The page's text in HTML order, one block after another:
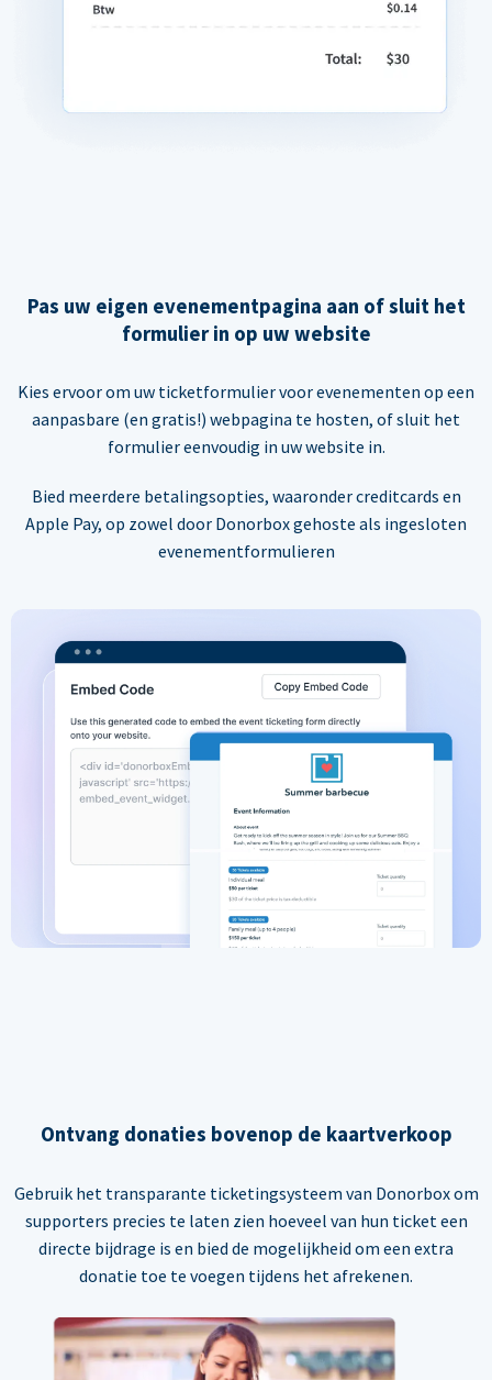
Pas uw eigen evenementpagina aan of sluit het
formulier in op uw website
Kies ervoor om uw ticketformulier voor evenementen op een
aanpasbare (en gratis!) webpagina te hosten, of sluit het
formulier eenvoudig in uw website in.
Bied meerdere betalingsopties, waaronder creditcards en
Apple Pay, op zowel door Donorbox gehoste als ingesloten
evenementformulieren
Ontvang donaties bovenop de kaartverkoop
Gebruik het transparante ticketingsysteem van Donorbox om
supporters precies te laten zien hoeveel van hun ticket een
directe bijdrage is en bied de mogelijkheid om een extra
donatie toe te voegen tijdens het afrekenen.